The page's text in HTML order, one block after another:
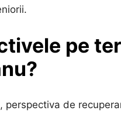
pe
perspectiva de